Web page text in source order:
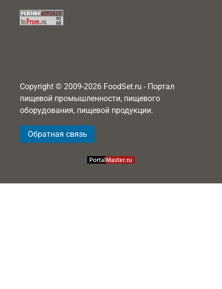
Copyright © 2009-2026 FoodSet.ru - Портал
пищевой промышленности, пищевого
оборудования, пищевой продукции.
Обратная связь